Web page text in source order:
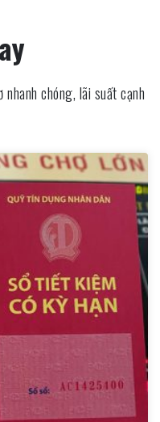
chóng, lãi suất cạnh